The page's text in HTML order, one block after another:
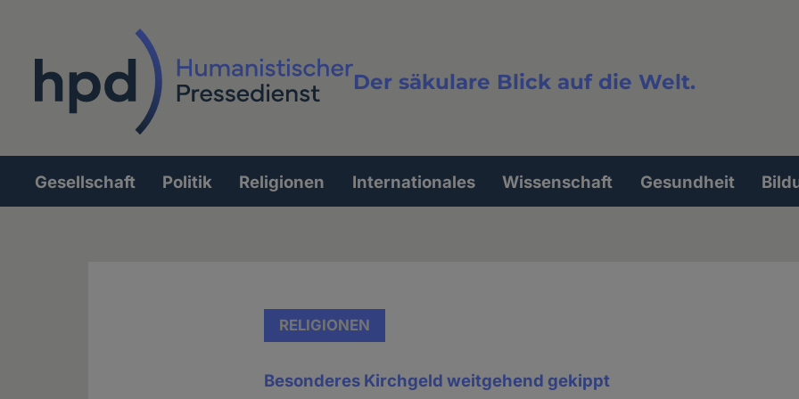
Der säkulare Blick auf die Welt.
Volltextsuche
Hauptnavigation
Gesellschaft Politik Religionen Internationales Wissenschaft Gesundheit
RELIGIONEN
Besonderes Kirchgeld weitgehend gekippt